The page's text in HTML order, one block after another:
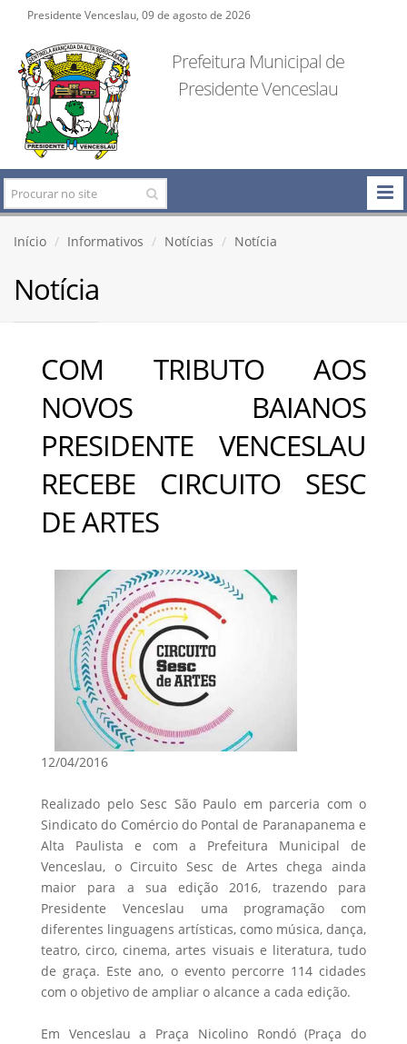
Presidente Venceslau, 09 de agosto de 2026
Prefeitura Municipal de
Presidente Venceslau
Início Informativos Notícias Notícia
Notícia
COM TRIBUTO AOS
NOVOS BAIANOS
PRESIDENTE VENCESLAU
RECEBE CIRCUITO SESC
DE ARTES
12/04/2016
Realizado pelo Sesc São Paulo em parceria com o
Sindicato do Comércio do Pontal de Paranapanema e
Alta Paulista e com a Prefeitura Municipal de
Venceslau, o Circuito Sesc de Artes chega ainda
maior para a sua edição 2016, trazendo para
Presidente Venceslau uma programação com
diferentes linguagens artísticas, como música, dança,
teatro, circo, cinema, artes visuais e literatura, tudo
de graça. Este ano, o evento percorre 114 cidades
com o objetivo de ampliar o alcance a cada edição.
Em Venceslau a Praça Nicolino Rondó (Praça do